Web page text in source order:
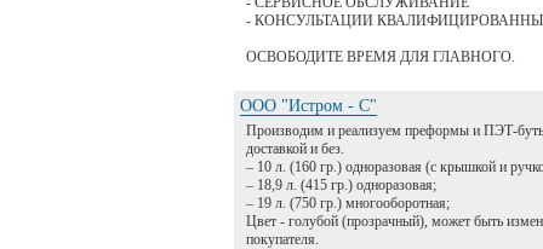
- КОНСУЛЬТАЦИИ
ОСВОБОДИТЕ ВРЕМЯ ДЛЯ ГЛАВНОГО.
ООО "Истром - С"
Производим и реализуем преформы и ПЭТ-
доставкой и без.
– 10 л. (160 гр.) одноразовая (с крышкой и
– 18,9 л. (415 гр.) одноразовая;
– 19 л. (750 гр.) многооборотная;
Цвет - голубой (прозрачный), может быть
покупателя.